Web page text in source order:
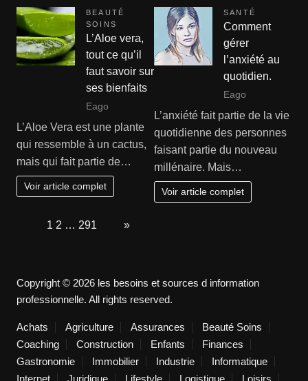
BEAUTÉ
SOINS
L’Aloe vera,
tout ce qu’il
faut savoir sur
ses bienfaits
Eago
L’Aloe Vera est une plante
qui ressemble à un cactus,
mais qui fait partie de…
Voir article complet
SANTÉ
Comment
gérer
l’anxiété au
quotidien.
Eago
L’anxiété fait partie de la vie
quotidienne des personnes
faisant partie du nouveau
millénaire. Mais…
Voir article complet
1 2 … 291 »
Copyright © 2026 les besoins et sources d information
professionnelle. All rights reserved.
Achats Agriculture Assurances
Beauté Soins
Coaching
Construction Enfants
Finances
Gastronomie
Immobilier Industrie
Informatique
Internet
Juridique Lifestyle Logistique Loisirs